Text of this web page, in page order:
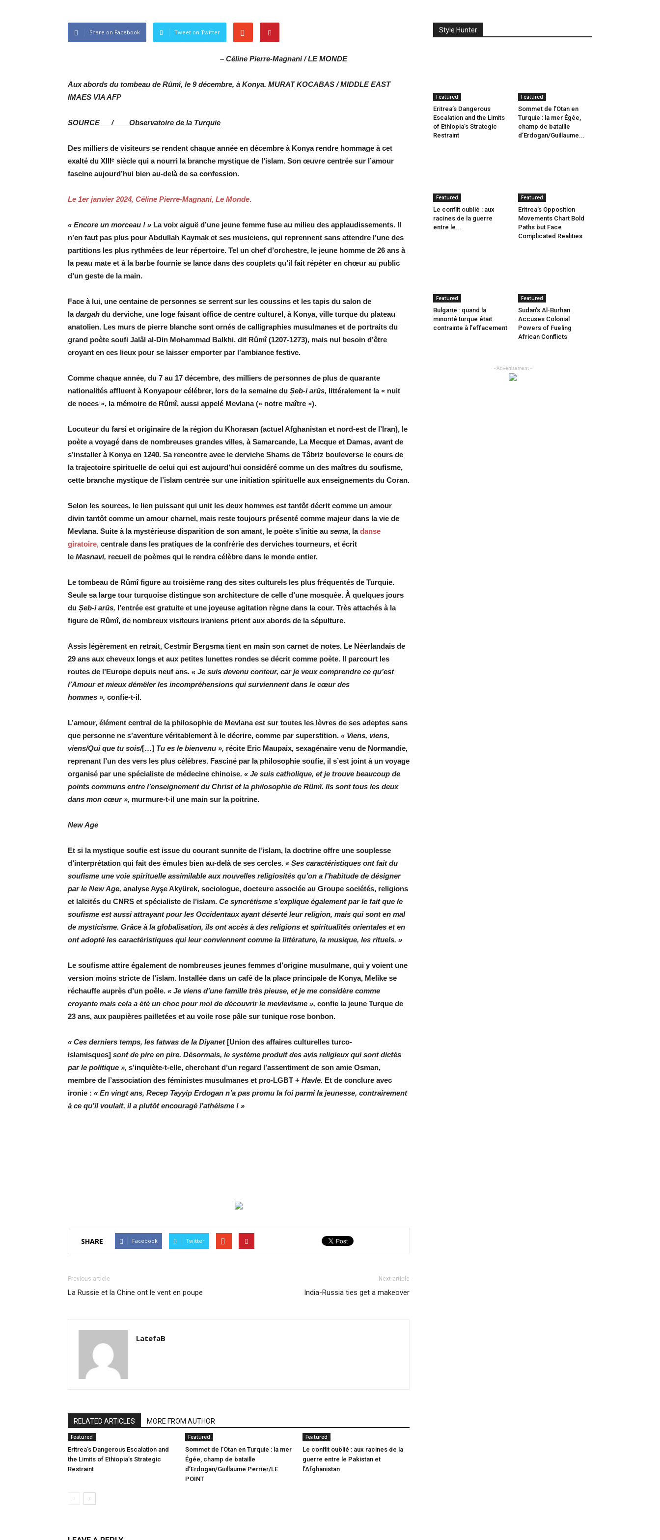
Share on Facebook Tweet on Twitter
– Céline Pierre-Magnani / LE MONDE
Aux abords du tombeau de Rûmî, le 9 décembre, à Konya. MURAT KOCABAS / MIDDLE EAST
IMAES VIA AFP
SOURCE / Observatoire de la Turquie
Des milliers de visiteurs se rendent chaque année en décembre à Konya rendre hommage à cet
exalté du XIIIᵉ siècle qui a nourri la branche mystique de l’islam. Son œuvre centrée sur l’amour
fascine aujourd’hui bien au-delà de sa confession.
Le 1er janvier 2024, Céline Pierre-Magnani, Le Monde.
« Encore un morceau ! » La voix aiguë d’une jeune femme fuse au milieu des applaudissements. Il
n’en faut pas plus pour Abdullah Kaymak et ses musiciens, qui reprennent sans attendre l’une des
partitions les plus rythmées de leur répertoire. Tel un chef d’orchestre, le jeune homme de 26 ans à
la peau mate et à la barbe fournie se lance dans des couplets qu’il fait répéter en chœur au public
d’un geste de la main.
Face à lui, une centaine de personnes se serrent sur les coussins et les tapis du salon de
ladargah du derviche, une loge faisant office de centre culturel, à Konya, ville turque du plateau
anatolien. Les murs de pierre blanche sont ornés de calligraphies musulmanes et de ­portraits du
grand poète soufi Jalâl al-Din Mohammad Balkhi, dit Rûmî (1207-1273), mais nul besoin d’être
croyant en ces lieux pour se laisser emporter par l’ambiance festive.
Comme chaque année, du 7 au 17 décembre, des milliers de personnes de plus de quarante
nationalités affluent à Konyapour célébrer, lors de la semaine du Șeb-i arûs, littéralement la « nuit
de noces », la mémoire de Rûmî, aussi appelé Mevlana (« notre maître »).
Locuteur du farsi et originaire de la région du Khorasan (actuel Afghanistan et nord-est de l’Iran), le
poète a voyagé dans de nombreuses grandes villes, à Samarcande, La Mecque et Damas, avant de
s’installer à Konya en 1240. Sa rencontre avec le derviche Shams de Tâbriz bouleverse le cours de
la trajectoire spirituelle de celui qui est aujourd’hui considéré comme un des maîtres du soufisme,
cette branche mystique de l’islam centrée sur une initiation spirituelle aux enseignements du Coran.
Selon les sources, le lien puissant qui unit les deux hommes est tantôt décrit comme un amour
divin tantôt comme un amour charnel, mais reste toujours présenté comme majeur dans la vie de
Mevlana. Suite à la mystérieuse disparition de son amant, le poète s’initie au sema, ladanse
giratoire, centrale dans les pratiques de la confrérie des derviches tourneurs, et écrit
le Masnavi, recueil de poèmes qui le rendra célèbre dans le monde entier.
Le tombeau de Rûmî figure au troisième rang des sites ­culturels les plus fréquentés de Turquie.
Seule sa large tour ­turquoise distingue son architecture de celle d’une mosquée. À quelques jours
du Șeb-i arûs, l’entrée est gratuite et une joyeuse agitation règne dans la cour. Très attachés à la
figure de Rûmî, de nombreux visiteurs iraniens prient aux abords de la sépulture.
Assis légèrement en retrait, Cestmir Bergsma tient en main son carnet de notes. Le Néerlandais de
29 ans aux cheveux longs et aux petites lunettes rondes se décrit comme poète. Il parcourt les
routes de l’Europe depuis neuf ans. « Je suis devenu conteur, car je veux comprendre ce qu’est
l’Amour et mieux démêler les incompréhensions qui surviennent dans le cœur des
hommes », confie-t-il.
L’amour, élément ­central de la philosophie de Mevlana est sur toutes les lèvres de ses adeptes sans
que personne ne s’aventure véritablement à le décrire, comme par superstition. « Viens, viens,
viens/Qui que tu sois/[…] Tu es le bienvenu », récite Eric Maupaix, sexagénaire venu de Normandie,
reprenant l’un des vers les plus célèbres. Fasciné par la philosophie soufie, il s’est joint à un voyage
organisé par une spécialiste de médecine chinoise. « Je suis catholique, et je trouve beaucoup de
points communs entre l’enseignement du Christ et la philosophie de Rûmî. Ils sont tous les deux
dans mon cœur », murmure-t-il une main sur la poitrine.
New Age
Et si la mystique soufie est issue du courant sunnite de l’islam, la doctrine offre une souplesse
d’interprétation qui fait des émules bien au-delà de ses cercles. « Ses caractéristiques ont fait du
soufisme une voie spirituelle assimilable aux nouvelles religiosités qu’on a l’habitude de désigner
par le New Age, analyse Ayşe Akyürek, sociologue, docteure associée au Groupe sociétés, religions
et ­laïcités du CNRS et spécialiste de l’islam. Ce syncrétisme s’explique également par le fait que le
soufisme est aussi attrayant pour les Occidentaux ayant déserté leur religion, mais qui sont en mal
de mysticisme. Grâce à la ­globalisation, ils ont accès à des religions et spiritualités orientales et en
ont adopté les caractéristiques qui leur conviennent comme la littérature, la musique, les rituels. »
Le soufisme attire également de nombreuses jeunes femmes d’origine musulmane, qui y voient une
version moins stricte de l’islam. Installée dans un café de la place principale de Konya, Melike se
réchauffe auprès d’un poêle. « Je viens d’une famille très pieuse, et je me considère comme
croyante mais cela a été un choc pour moi de découvrir le mevlevisme », confie la jeune Turque de
23 ans, aux paupières ­pailletées et au voile rose pâle sur tunique rose bonbon.
« Ces derniers temps, les fatwas de la Diyanet[Union des affaires culturelles turco-
islamisques] sont de pire en pire. Désormais, le système produit des avis religieux qui sont ­dictés
par le politique », s’inquiète-t-elle, cherchant d’un regard l’assentiment de son amie Osman,
membre de l’association des féministes musulmanes et pro-LGBT + Havle. Et de conclure avec
ironie : « En vingt ans, Recep Tayyip Erdogan n’a pas promu la foi parmi la j­eunesse, contrairement
à ce qu’il voulait, il a plutôt encouragé l’athéisme ! »
SHARE Facebook Twitter
Previous article
La Russie et la Chine ont le vent en poupe
Next article
India-Russia ties get a makeover
LatefaB
RELATED ARTICLES MORE FROM AUTHOR
Featured
Eritrea’s Dangerous Escalation and
the Limits of Ethiopia’s Strategic
Restraint
Featured
Sommet de l’Otan en Turquie : la mer
Égée, champ de bataille
d’Erdogan/Guillaume Perrier/LE
POINT
Featured
Le conflit oublié : aux racines de la
guerre entre le Pakistan et
l’Afghanistan
Style Hunter
Featured
Eritrea’s Dangerous
Escalation and the Limits
of Ethiopia’s Strategic
Restraint
Featured
Sommet de l’Otan en
Turquie : la mer Égée,
champ de bataille
d’Erdogan/Guillaume...
Featured
Le conflit oublié : aux
racines de la guerre
entre le...
Featured
Eritrea’s Opposition
Movements Chart Bold
Paths but Face
Complicated Realities
Featured
Bulgarie : quand la
minorité turque était
contrainte à l’effacement
Featured
Sudan’s Al-Burhan
Accuses Colonial
Powers of Fueling
African Conflicts
- Advertisement -